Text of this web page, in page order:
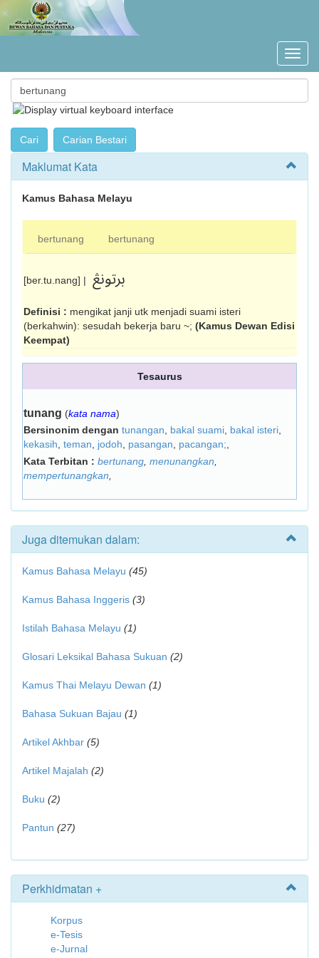
Maklumat Kata
Kamus Bahasa Melayu
bertunang bertunang
[ber.tu.nang] | برتونڠ
Definisi : mengikat janji utk menjadi suami isteri
(berkahwin): sesudah bekerja baru ~; (Kamus Dewan Edisi
Keempat)
Tesaurus
tunang (kata nama)
Bersinonim dengan tunangan bakal suami bakal isteri
kekasih teman jodoh pasangan pacangan;
Kata Terbitan : bertunang menunangkan
mempertunangkan
Juga ditemukan dalam:
Kamus Bahasa Melayu (45)
Kamus Bahasa Inggeris (3)
Istilah Bahasa Melayu (1)
Glosari Leksikal Bahasa Sukuan (2)
Kamus Thai Melayu Dewan (1)
Bahasa Sukuan Bajau (1)
Artikel Akhbar (5)
Artikel Majalah (2)
Buku (2)
Pantun (27)
Perkhidmatan +
Korpus
e-Tesis
e-Jurnal